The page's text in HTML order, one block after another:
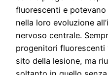
fluorescenti e
nella loro evoluzione
nervoso centrale.
progenitori fluorescenti
sito della lesione, ma